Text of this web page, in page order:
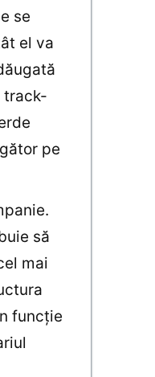
se
el va
track-
pe
să
mai
funcţie